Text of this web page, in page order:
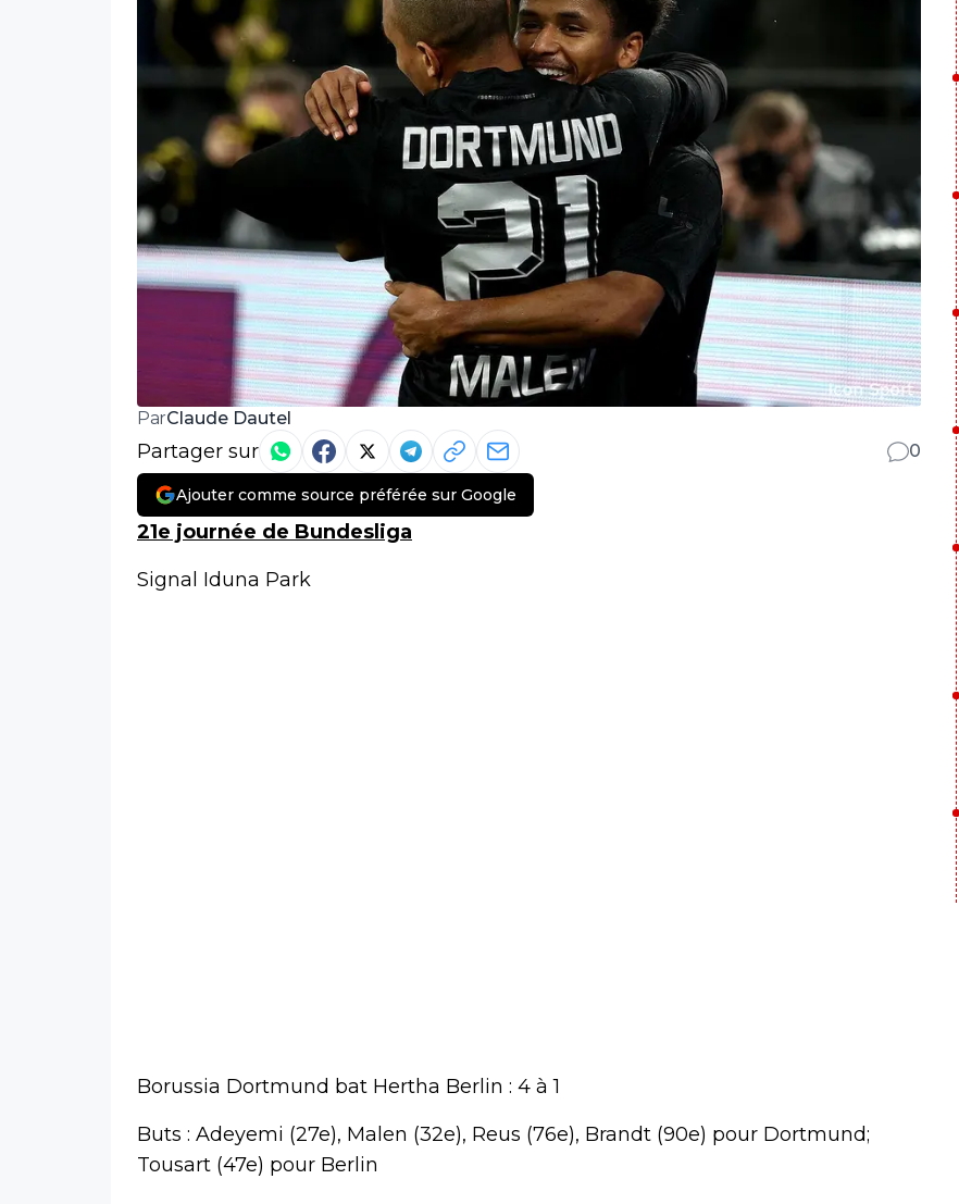
ParClaude Dautel
Partager sur 0
Ajouter comme source préférée sur Google
21e journée de Bundesliga
Signal Iduna Park
Borussia Dortmund bat Hertha Berlin : 4 à 1
Buts : Adeyemi (27e), Malen (32e), Reus (76e), Brandt (90e) pour Dortmund;
Tousart (47e) pour Berlin